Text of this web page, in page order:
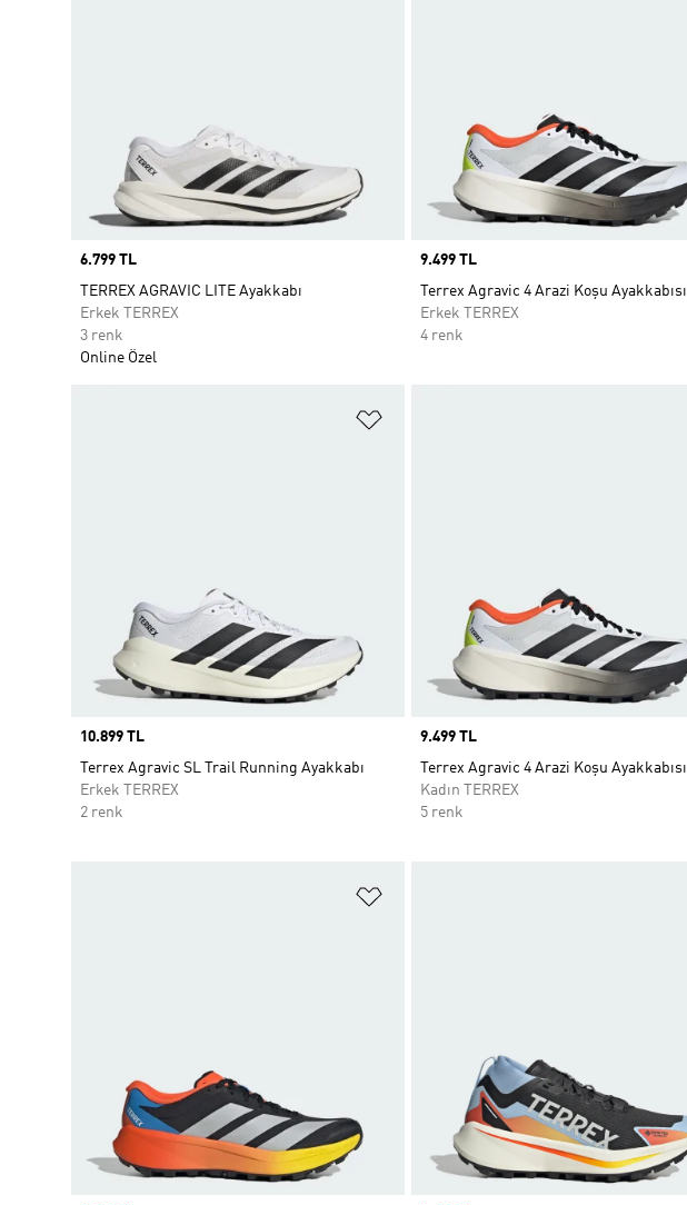
Price
6.799 TL
TERREX AGRAVIC LITE Ayakkabı
Erkek TERREX
3 renk
Online Özel
Price
9.499 TL
Terrex Agravic 4 Arazi Koşu Ayakkabısı
Erkek TERREX
4 renk
Price
10.899 TL
Terrex Agravic SL Trail Running Ayakkabı
Erkek TERREX
2 renk
Price
9.499 TL
Terrex Agravic 4 Arazi Koşu Ayakkabısı
Kadın TERREX
5 renk